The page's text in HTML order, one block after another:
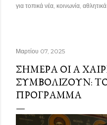
για τοπικά νέα, κοινωνία, αθλητικά
Μαρτίου 07, 2025
ΣΉΜΕΡΑ ΟΙ Α
ΣΥΜΒΟΛΊΖΟΥΝ:
ΠΡΌΓΡΑΜΜΑ